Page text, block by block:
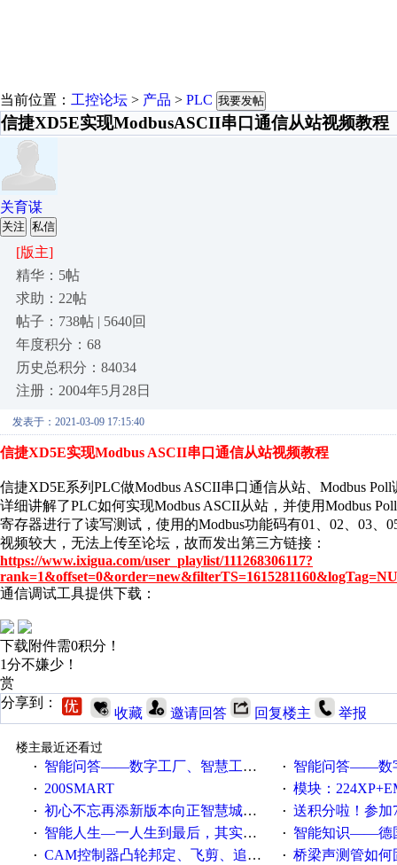
当前位置： 工控论坛 > 产品 > PLC 我要发帖
信捷XD5E实现ModbusASCII串口通信从站视频教程
关育谋
关注 私信
[版主]
精华：5帖
求助：22帖
帖子：738帖 | 5640回
年度积分：68
历史总积分：84034
注册：2004年5月28日
发表于：2021-03-09 17:15:40
信捷XD5E实现Modbus ASCII串口通信从站视频教程
信捷XD5E系列PLC做Modbus ASCII串口通信从站、Modbus
详细讲解了PLC如何实现Modbus ASCII从站，并使用Modbus
寄存器进行了读写测试，使用的Modbus功能码有01、02、03、
视频较大，无法上传至论坛，故而发出第三方链接：
https://www.ixigua.com/user_playlist/111268306117?
通信调试工具提供下载：
下载附件需0积分！
1分不嫌少！
赏
分享到：
收藏 邀请回答 回复楼主 举报
楼主最近还看过
·
智能问答——数字工厂、智慧工厂和智能制造三者的区别是什么？ · 智能问答——数字化工厂与
· 200SMART · 模块：
· 初心不忘再添新版本向正智慧城市云展厅3.0版亮相 · 送积分啦！参加7月6日
· 智能人生—一人生到最后，其实拼的都是人品 · 智能知识——德国工业崛起
· CAM控制器凸轮邦定、飞剪、追剪等C功能块 · 桥梁声测管如何固